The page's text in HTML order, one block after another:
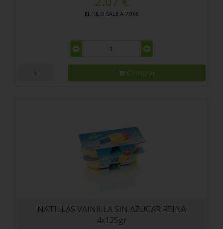
EL KILO SALE A 7.96€
Comprar
NATILLAS VAINILLA SIN AZUCAR REINA
4x125gr